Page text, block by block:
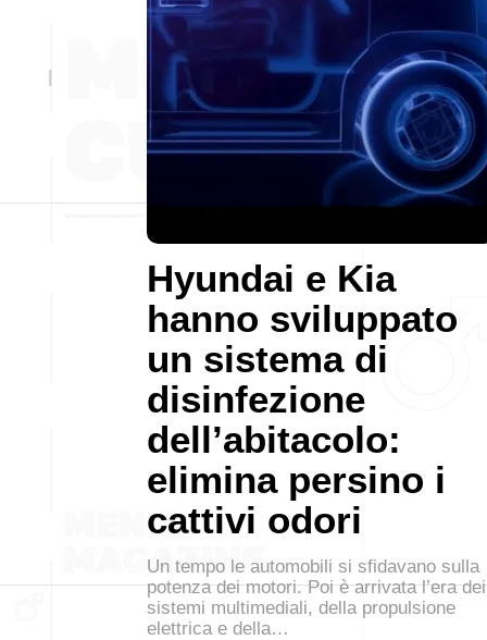
Hyundai e Kia
hanno sviluppato
un sistema di
disinfezione
dell’abitacolo:
elimina persino i
cattivi odori
Un tempo le automobili si sfidavano sulla
potenza dei motori. Poi è arrivata l’era dei
sistemi multimediali, della propulsione
elettrica e della…